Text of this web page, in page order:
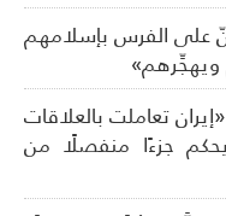
الفرس بإسلامهم
تعاملت بالعلاقات
جزءًا منفصلًا من